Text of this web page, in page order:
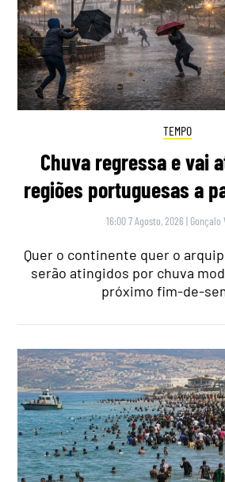
TEMPO
Chuva regressa e vai
regiões portuguesas a
16:00 7 Agosto, 2026 | Gonçalo
Quer o continente quer o
serão atingidos por chuva
próximo fim-de-